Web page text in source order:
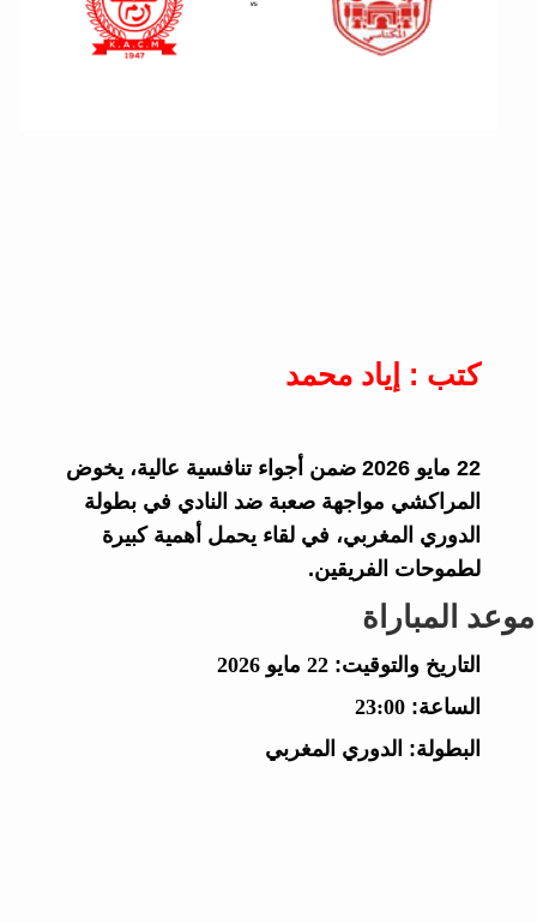
كتب : إياد محمد
22 مايو 2026 ضمن أجواء تنافسية عالية، يخوض
المراكشي مواجهة صعبة ضد النادي في بطولة
الدوري المغربي، في لقاء يحمل أهمية كبيرة
لطموحات الفريقين.
موعد المباراة
التاريخ والتوقيت: 22 مايو 2026
الساعة: 23:00
البطولة: الدوري المغربي